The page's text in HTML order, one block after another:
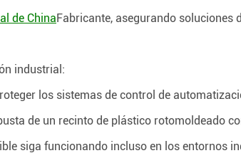
de ChinaFabricante, asegurando soluciones
industrial:
los sistemas de control de
de un recinto de plástico rotomoldeado
siga funcionando incluso en los entornos